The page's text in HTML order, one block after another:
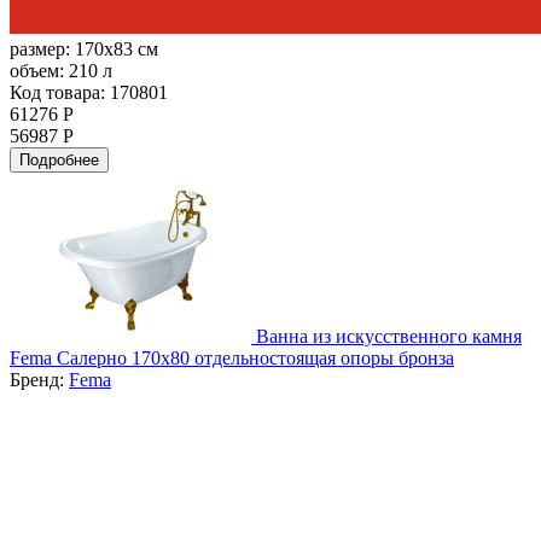
размер: 170x83 см
объем: 210 л
Код товара: 170801
61276 Р
56987 Р
Подробнее
Ванна из искусственного камня
Fema Салерно 170x80 отдельностоящая опоры бронза
Бренд: Fema